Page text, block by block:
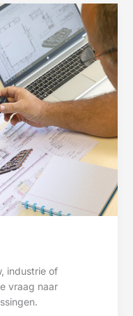
industrie of
vraag naar